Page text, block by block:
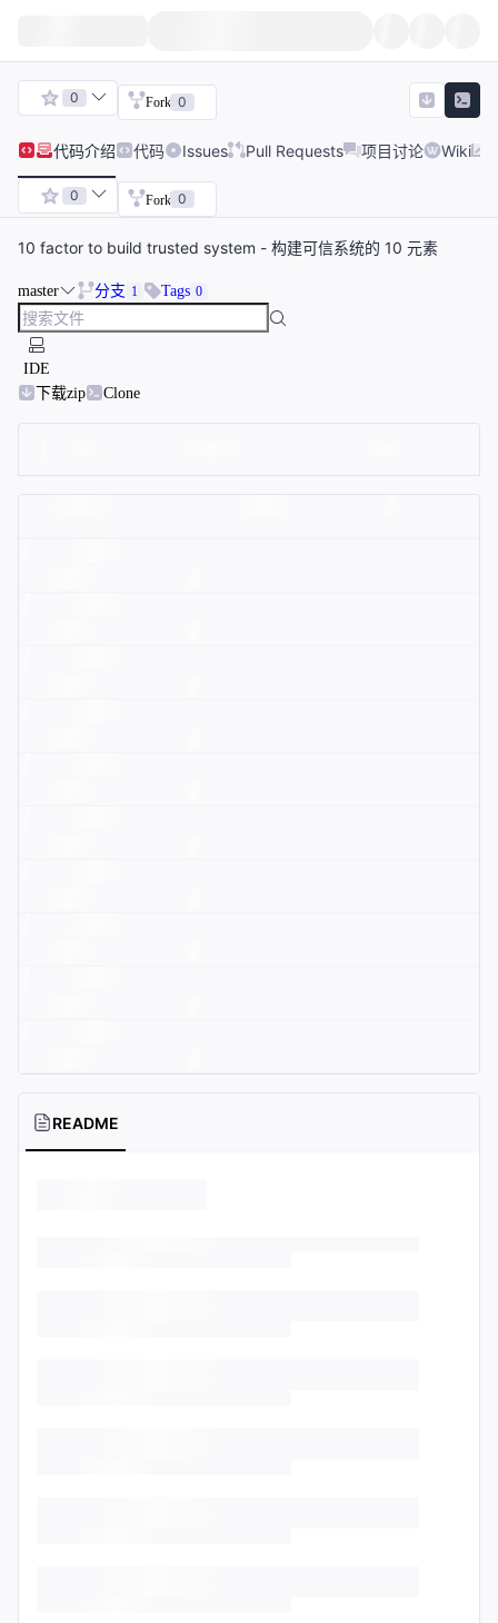
0 Fork 0
代码介绍 代码 Issues Pull Requests 项目讨论 Wiki
0 Fork 0
10 factor to build trusted system - 构建可信系统的 10 元素
master 分支 1 Tags 0
IDE
下载zip
Clone
README